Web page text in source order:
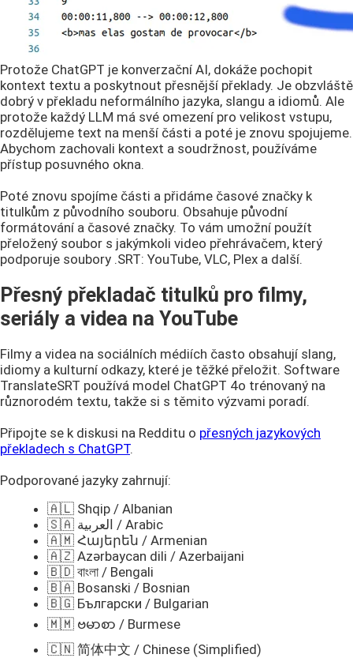
Protože ChatGPT je konverzační AI, dokáže pochopit
kontext textu a poskytnout přesnější překlady. Je obzvláště
dobrý v překladu neformálního jazyka, slangu a idiomů. Ale
protože každý LLM má své omezení pro velikost vstupu,
rozdělujeme text na menší části a poté je znovu spojujeme.
Abychom zachovali kontext a soudržnost, používáme
přístup posuvného okna.
Poté znovu spojíme části a přidáme časové značky k
titulkům z původního souboru. Obsahuje původní
formátování a časové značky. To vám umožní použít
přeložený soubor s jakýmkoli video přehrávačem, který
podporuje soubory .SRT: YouTube, VLC, Plex a další.
Přesný překladač titulků pro filmy,
seriály a videa na YouTube
Filmy a videa na sociálních médiích často obsahují slang,
idiomy a kulturní odkazy, které je těžké přeložit. Software
TranslateSRT používá model ChatGPT 4o trénovaný na
různorodém textu, takže si s těmito výzvami poradí.
Připojte se k diskusi na Redditu o přesných jazykových
překladech s ChatGPT.
Podporované jazyky zahrnují:
🇦🇱 Shqip / Albanian
🇸🇦 العربية / Arabic
🇦🇲 Հայերեն / Armenian
🇦🇿 Azərbaycan dili / Azerbaijani
🇧🇩 বাংলা / Bengali
🇧🇦 Bosanski / Bosnian
🇧🇬 Български / Bulgarian
🇲🇲 ဗမာစာ / Burmese
🇨🇳 简体中文 / Chinese (Simplified)